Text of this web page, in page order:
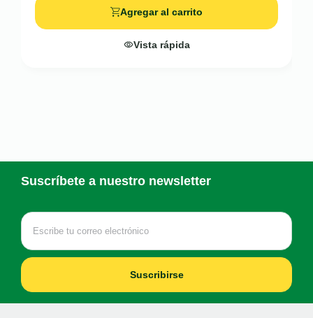
Agregar al carrito
Vista rápida
Suscríbete a nuestro newsletter
Suscribirse